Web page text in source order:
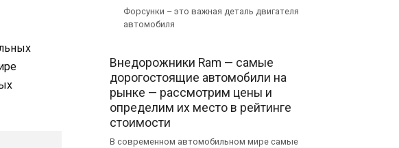
Форсунки – это важная деталь двигателя
автомобиля
Внедорожники Ram — самые
дорогостоящие автомобили на
рынке — рассмотрим цены и
определим их место в рейтинге
стоимости
В современном автомобильном мире самые